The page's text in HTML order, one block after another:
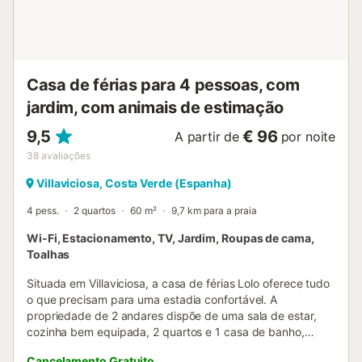
Casa de férias para 4 pessoas, com
jardim, com animais de estimação
9,5
38 avaliações
A partir de € 96 por noite
Villaviciosa, Costa Verde (Espanha)
4 pess. 2 quartos 60 m² 9,7 km para a praia
Wi-Fi, Estacionamento, TV, Jardim, Roupas de cama,
Toalhas
Situada em Villaviciosa, a casa de férias Lolo oferece tudo
o que precisam para uma estadia confortável. A
propriedade de 2 andares dispõe de uma sala de estar,
cozinha bem equipada, 2 quartos e 1 casa de banho,